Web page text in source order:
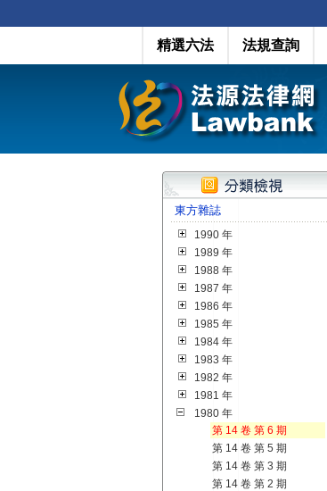
精選六法 法規查詢
東方雜誌
1990 年
1989 年
1988 年
1987 年
1986 年
1985 年
1984 年
1983 年
1982 年
1981 年
1980 年
第 14 卷 第 6 期
第 14 卷 第 5 期
第 14 卷 第 3 期
第 14 卷 第 2 期